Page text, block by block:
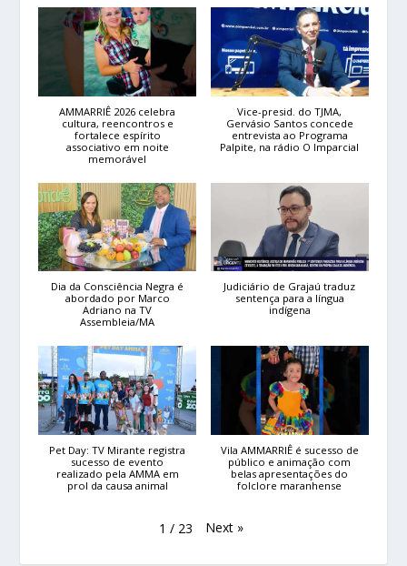
AMMARRIÊ 2026 celebra
cultura, reencontros e
fortalece espírito
associativo em noite
memorável
Vice-presid. do TJMA,
Gervásio Santos concede
entrevista ao Programa
Palpite, na rádio O Imparcial
Dia da Consciência Negra é
abordado por Marco
Adriano na TV
Assembleia/MA
Judiciário de Grajaú traduz
sentença para a língua
indígena
Pet Day: TV Mirante registra
sucesso de evento
realizado pela AMMA em
prol da causa animal
Vila AMMARRIÊ é sucesso de
público e animação com
belas apresentações do
folclore maranhense
1 / 23 Next »